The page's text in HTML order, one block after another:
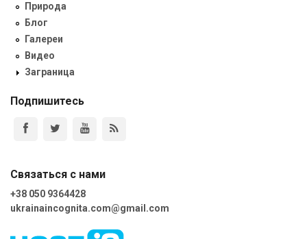
Природа
Блог
Галереи
Видео
Заграница
Подпишитесь
Связаться с нами
+38 050 9364428
ukrainaincognita.com@gmail.com